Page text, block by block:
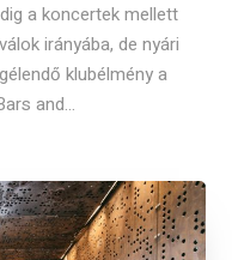
a koncertek mellett
irányába, de nyári
klubélmény a
and...